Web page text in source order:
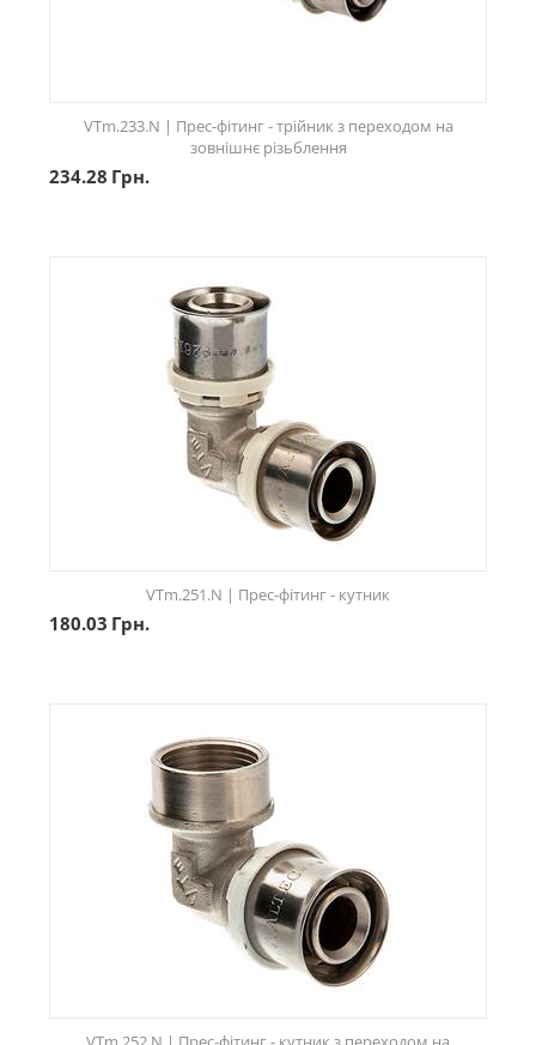
VTm.233.N | Прес-фітинг - трійник з переходом на
зовнішнє різьблення
234.28 Грн.
VTm.251.N | Прес-фітинг - кутник
180.03 Грн.